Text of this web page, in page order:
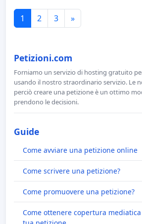
1 2 3 »
Petizioni.com
Forniamo un servizio di hosting gratuito
usando il nostro straordinario servizio. Le
perciò creare una petizione è un ottimo
prendono le decisioni.
Guide
Come avviare una petizione online
Come scrivere una petizione?
Come promuovere una petizione?
Come ottenere copertura